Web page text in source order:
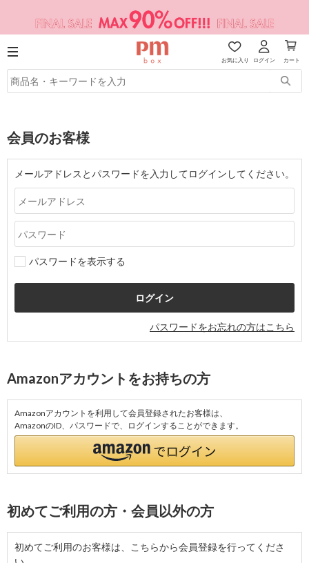
お気に入り ログイン カート
会員のお客様
メールアドレスとパスワードを入力してログインしてください。
パスワードを表示する
パスワードをお忘れの方はこちら
Amazonアカウントをお持ちの方
Amazonアカウントを利用して会員登録されたお客様は、
AmazonのID、パスワードで、ログインすることができます。
初めてご利用の方・会員以外の方
初めてご利用のお客様は、こちらから会員登録を行ってくださ